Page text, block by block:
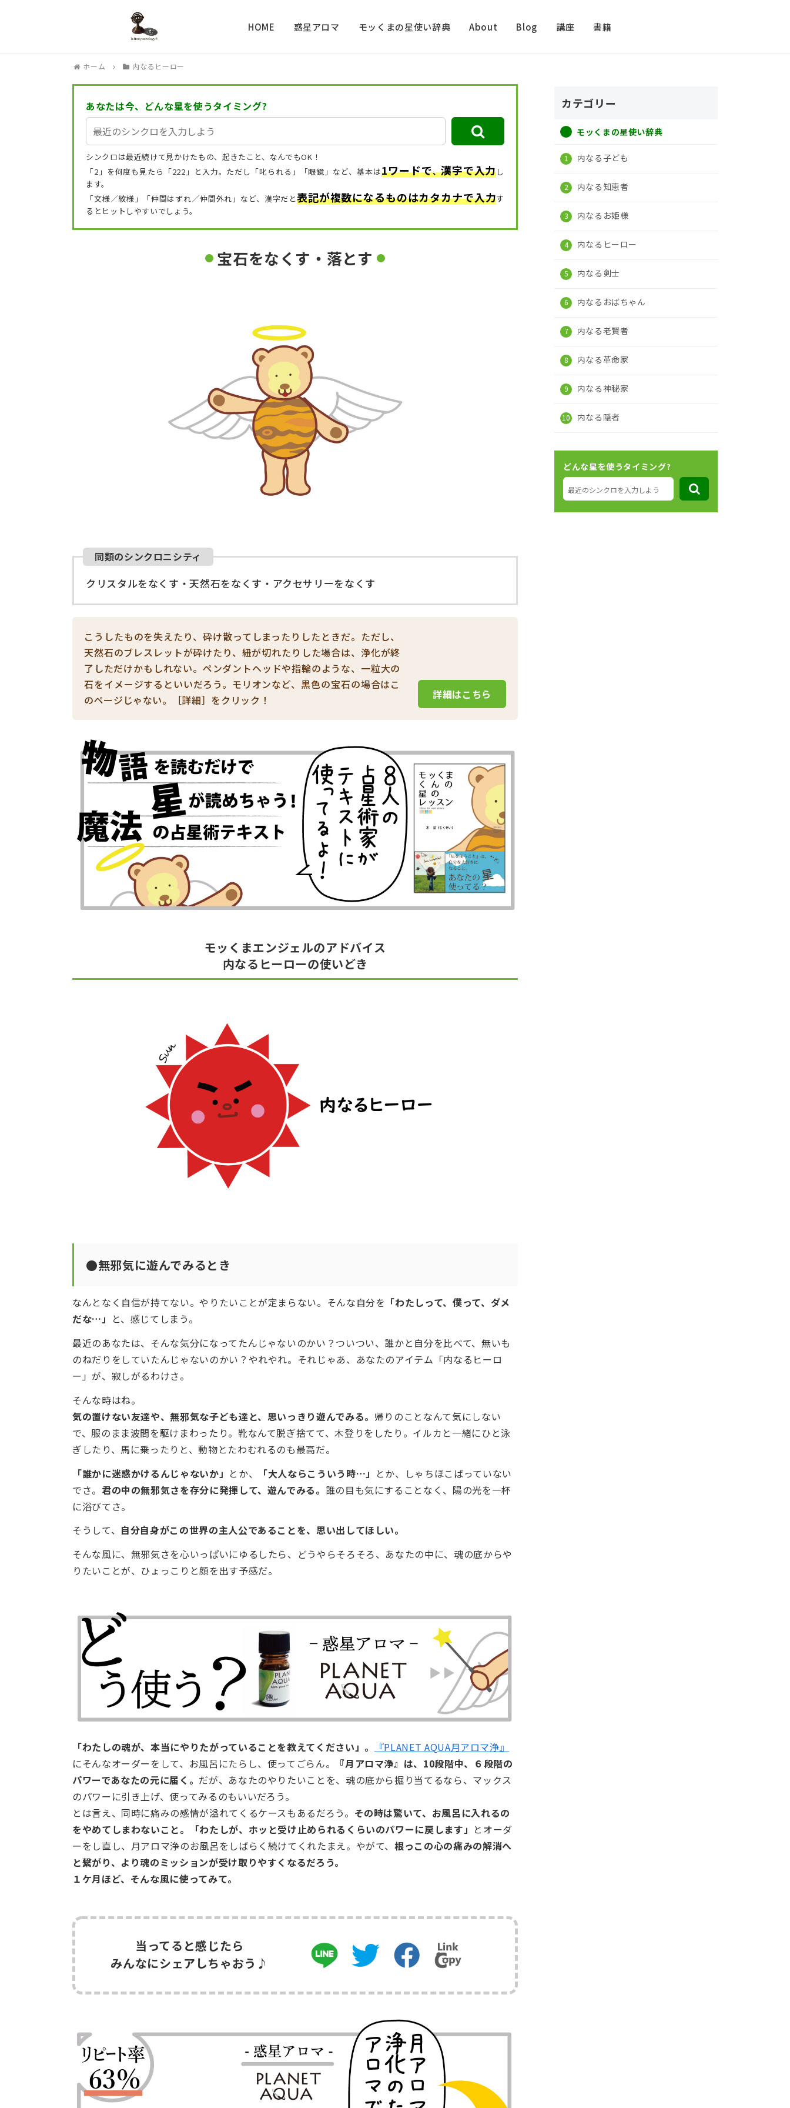
HOME 惑星アロマ モッくまの星使い辞典 About Blog 講座 書籍
ホーム 内なるヒーロー
あなたは今、どんな星を使うタイミング?
シンクロは最近続けて見かけたもの、起きたこと、なんでもOK！
「2」を何度も見たら「222」と入力。ただし「叱られる」「眼鏡」など、 基本は1ワードで、漢字で入力し
ます。
「文様／紋様」「仲間はずれ／仲間外れ」など、漢字だと表記が複数になるものはカタカナで入力す
るとヒットしやすいでしょう。
宝石をなくす・落とす
同類のシンクロニシティ
クリスタルをなくす・天然石をなくす・アクセサリーをなくす
こうしたものを失えたり、砕け散ってしまったりしたときだ。ただし、
天然石のブレスレットが砕けたり、紐が切れたりした場合は、浄化が終
了しただけかもしれない。ペンダントヘッドや指輪のような、一粒大の
石をイメージするといいだろう。モリオンなど、黒色の宝石の場合はこ
のページじゃない。［詳細］をクリック！
詳細はこちら
モッくまエンジェルのアドバイス
内なるヒーローの使いどき
●無邪気に遊んでみるとき
なんとなく自信が持てない。やりたいことが定まらない。そんな自分を 「わたしって、僕って、ダメ
だな…」 と、感じてしまう。
最近のあなたは、そんな気分になってたんじゃないのかい？ついつい、誰かと自分を比べて、無いも
のねだりをしていたんじゃないのかい？やれやれ。それじゃあ、あなたのアイテム「内なるヒーロ
ー」が、寂しがるわけさ。
そんな時はね。
気の置けない友達や、無邪気な子ども達と、思いっきり遊んでみる。 帰りのことなんて気にしない
で、服のまま波間を駆けまわったり。靴なんて脱ぎ捨てて、木登りをしたり。イルカと一緒にひと泳
ぎしたり、馬に乗ったりと、動物とたわむれるのも最高だ。
「誰かに迷惑かけるんじゃないか」 とか、 「大人ならこういう時…」 とか、しゃちほこばっていない
でさ。 君の中の無邪気さを存分に発揮して、遊んでみる。 誰の目も気にすることなく、陽の光を一杯
に浴びてさ。
そうして、 自分自身がこの世界の主人公であることを、思い出してほしい。
そんな風に、無邪気さを心いっぱいにゆるしたら、どうやらそろそろ、あなたの中に、魂の底からや
りたいことが、ひょっこりと顔を出す予感だ。
「わたしの魂が、本当にやりたがっていることを教えてください」。
『PLANET AQUA月アロマ浄』
にそんなオーダーをして、お風呂にたらし、使ってごらん。
『月アロマ浄』は、10段階中、６段階の
パワーであなたの元に届く。 だが、あなたのやりたいことを、魂の底から掘り当てるなら、マックス
のパワーに引き上げ、使ってみるのもいいだろう。
とは言え、同時に痛みの感情が溢れてくるケースもあるだろう。 その時は驚いて、お風呂に入れるの
をやめてしまわないこと。「わたしが、ホッと受け止められるくらいのパワーに戻します」 とオーダ
ーをし直し、月アロマ浄のお風呂をしばらく続けてくれたまえ。やがて、根っこの心の痛みの解消へ
と繋がり、より魂のミッションが受け取りやすくなるだろう。
１ケ月ほど、そんな風に使ってみて。
当ってると感じたら
みんなにシェアしちゃおう♪
カテゴリー
モッくまの星使い辞典
内なる子ども
内なる知恵者
内なるお姫様
内なるヒーロー
内なる剣士
内なるおばちゃん
内なる老賢者
内なる革命家
内なる神秘家
内なる隠者
どんな星を使うタイミング?